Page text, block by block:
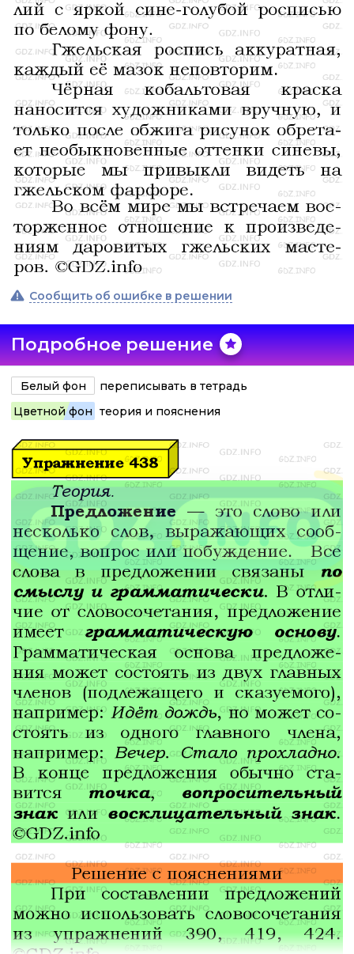
Сообщить об ошибке в решении
Подробное решение
Белый фон
переписывать в тетрадь
Цветной фон теория и пояснения